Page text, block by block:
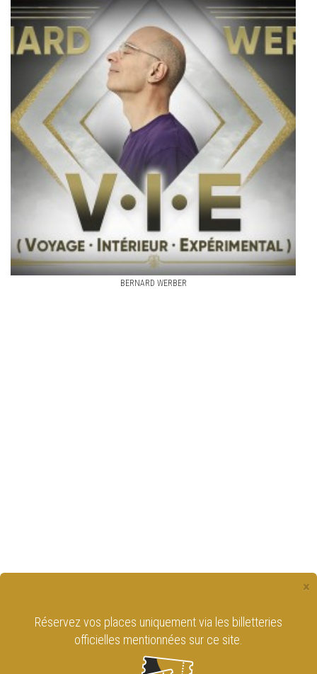
BERNARD WERBER
×
Réservez vos places uniquement via les billetteries
officielles mentionnées sur ce site.